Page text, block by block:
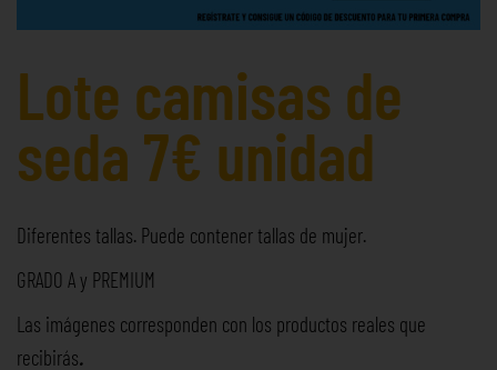
Lote camisas de
seda 7€ unidad
Diferentes tallas. Puede contener tallas de mujer.
GRADO A y PREMIUM
Las imágenes corresponden con los productos reales que
recibirás.